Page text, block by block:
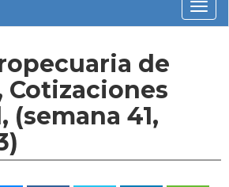
de
Cotizaciones
(semana 41,